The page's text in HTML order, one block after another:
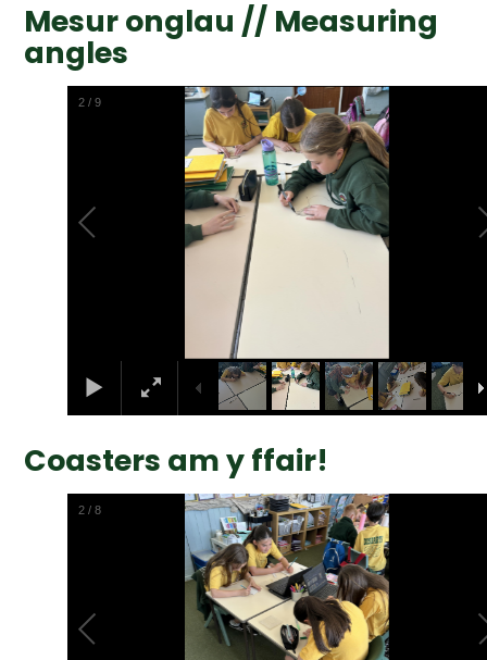
Mesur onglau // Measuring
angles
2 /9
Coasters am y ffair!
2 /8